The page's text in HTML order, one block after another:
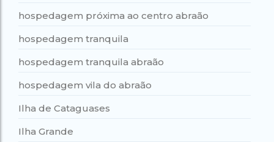
hospedagem próxima ao centro abraão
hospedagem tranquila
hospedagem tranquila abraão
hospedagem vila do abraão
Ilha de Cataguases
Ilha Grande